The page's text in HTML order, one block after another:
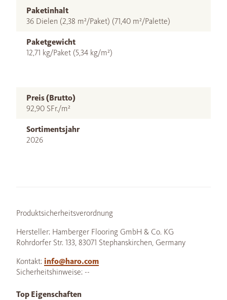
Paketinhalt
36 Dielen (2,38 m²/Paket) (71,40 m²/Palette)
Paketgewicht
12,71 kg/Paket (5,34 kg/m²)
Preis (Brutto)
92,90 SFr./m²
Sortimentsjahr
2026
Produktsicherheitsverordnung
Hersteller: Hamberger Flooring GmbH & Co. KG
Rohrdorfer Str. 133, 83071 Stephanskirchen, Germany
Kontakt: info@haro.com
Sicherheitshinweise: --
Top Eigenschaften